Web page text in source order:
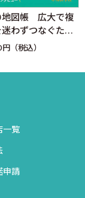
以外の病態）
・人間ドックハン
改訂8版
：6,600円（税込）
一覧
申請